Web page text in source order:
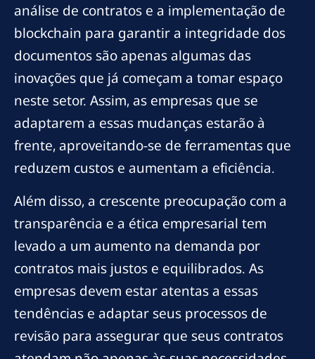
análise de contratos e a implementação de
blockchain para garantir a integridade dos
documentos são apenas algumas das
inovações que já começam a tomar espaço
neste setor. Assim, as empresas que se
adaptarem a essas mudanças estarão à
frente, aproveitando-se de ferramentas que
reduzem custos e aumentam a eficiência.
Além disso, a crescente preocupação com a
transparência e a ética empresarial tem
levado a um aumento na demanda por
contratos mais justos e equilibrados. As
empresas devem estar atentas a essas
tendências e adaptar seus processos de
revisão para assegurar que seus contratos